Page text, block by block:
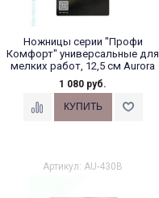
Ножницы серии "Профи
Комфорт" универсальные для
мелких работ, 12,5 см Aurora
1 080 руб.
Артикул: AU-430B